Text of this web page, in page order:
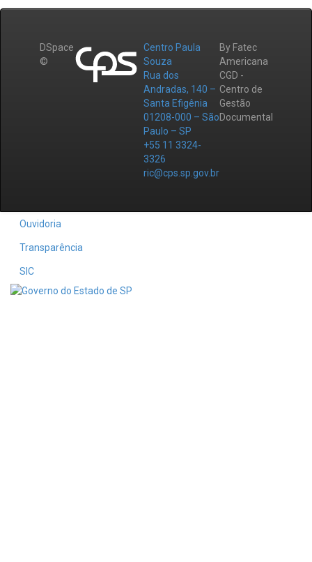
DSpace
©
Centro Paula
Souza
Rua dos
Andradas, 140 –
Santa Efigênia
01208-000 – São
Paulo – SP
+55 11 3324-
3326
ric@cps.sp.gov.br
By Fatec
Americana
CGD -
Centro de
Gestão
Documental
Ouvidoria
Transparência
SIC